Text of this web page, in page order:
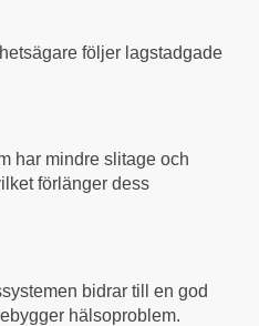
följer lagstadgade
har mindre slitage och
förlänger dess
bidrar till en god
hälsoproblem.